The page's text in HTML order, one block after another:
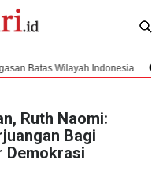
Wilayah Indonesia
Ruth Naomi:
Bagi
Demokrasi